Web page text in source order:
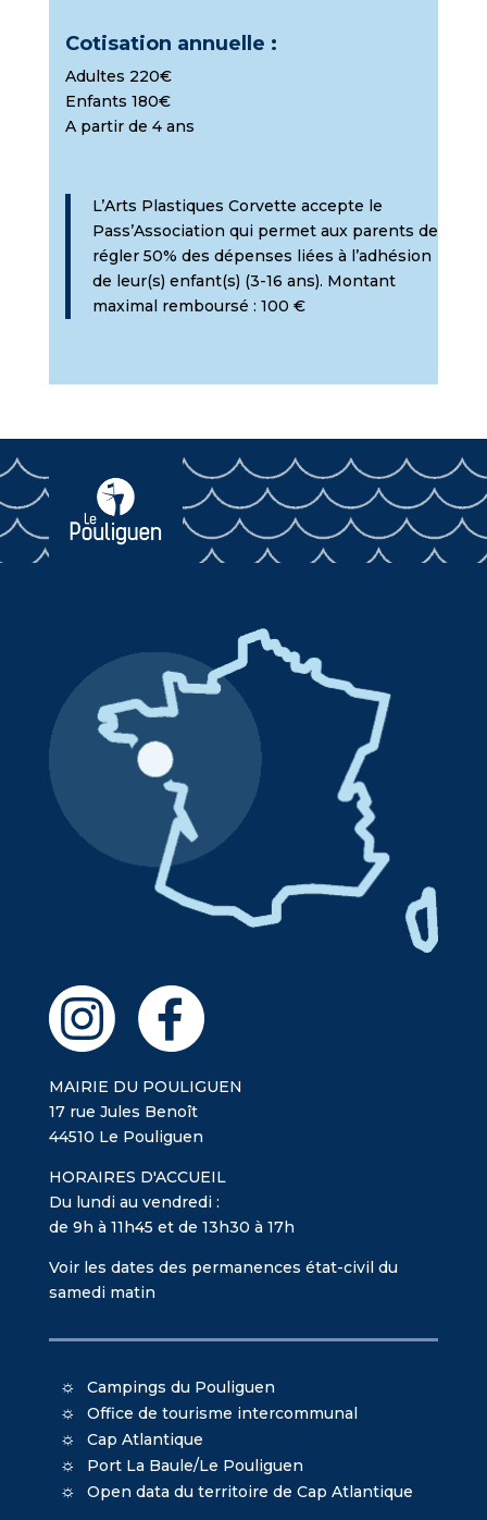
Cotisation annuelle :
Adultes 220€
Enfants 180€
A partir de 4 ans
L’Arts Plastiques Corvette accepte le
Pass’Association qui permet aux parents de
régler 50% des dépenses liées à l’adhésion
de leur(s) enfant(s) (3-16 ans). Montant
maximal remboursé : 100 €
MAIRIE DU POULIGUEN
17 rue Jules Benoît
44510 Le Pouliguen
HORAIRES D'ACCUEIL
Du lundi au vendredi :
de 9h à 11h45 et de 13h30 à 17h
Voir les dates des permanences état-civil du
samedi matin
Campings du Pouliguen
Office de tourisme intercommunal
Cap Atlantique
Port La Baule/Le Pouliguen
Open data du territoire de Cap Atlantique